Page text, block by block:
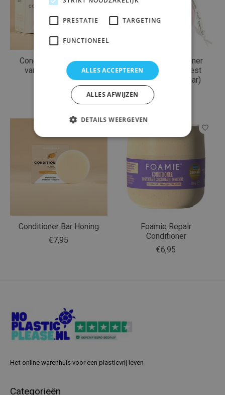
Conditioner Bar Kokos
van 'Shampoo Bars'
Foamie - Conditioner
Bar - The Berry Best
(voor gekleurd haar)
Conditioner Bar Honing
€7,95
Foamie Repair
Conditioner
€6,95
Het online warenhuis voor een plasticvrij leven
Categorieën
PRESTATIE TARGETING
FUNCTIONEEL
ALLES ACCEPTEREN
ALLES AFWIJZEN
DETAILS WEERGEVEN